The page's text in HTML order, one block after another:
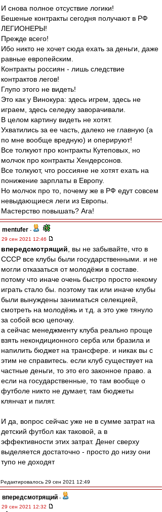
И снова полное отсуствие логики!
Бешеные контракты сегодня получают в РФ
ЛЕГИОНЕРЫ!
Прежде всего!
Ибо никто не хочет сюда ехать за деньги, даже
равные европейским.
Контракты россиян - лишь следствие
контрактов легов!
Глупо этого не видеть!
Это как у Винокура: здесь игрем, здесь не
играем, здесь селедку заворачивали.
В целом картину видеть не хотят.
Ухватились за ее часть, далеко не главную (а
по мне вообще вредную) и оперируют!
Все толкуют про контракты Кутеповых, но
молчок про контракты Хендерсонов.
Все толкуют, что россияне не хотят ехать на
понижение зарплаты в Европу.
Но молчок про то, почему же в РФ едут совсем
невыдающиеся леги из Европы.
Мастерство повышать? Ага!
mentufer -
29 сен 2021 12:46
впередсмотрящий , вы не забывайте, что в
СССР все клубы были государственными. и не
могли отказаться от молодёжи в составе.
потому что иначе очень быстро просто некому
играть стало бы. поэтому так или иначе клубы
были вынуждены заниматься селекцией,
смотреть на молодёжь и т.д. а это уже тянуло
за собой всю цепочку.
а сейчас менеджменту клуба реально проще
взять некондиционного серба или бразила и
напилить бюджет на трансфере. и никак вы с
этим не справитесь. если клуб существует на
частные деньги, то это его законное право. а
если на государственные, то там вообще о
футболе никто не думает, там бюджеты
клянчат и пилят.
И да, вопрос сейчас уже не в сумме затрат на
детский футбол как таковой, а в
эффективности этих затрат. Денег сверху
выделяется достаточно - просто до низу они
тупо не доходят
Редактировалось 29 сен 2021 12:49
впередсмотрящий -
29 сен 2021 12:32